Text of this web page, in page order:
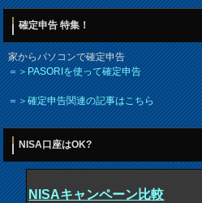
確定申告 特集！
家からパソコンで確定申告
＝＞PASORIを使って確定申告
＝＞確定申告関連の記事はこちら
NISA口座はOK?
NISAキャンペーン比較